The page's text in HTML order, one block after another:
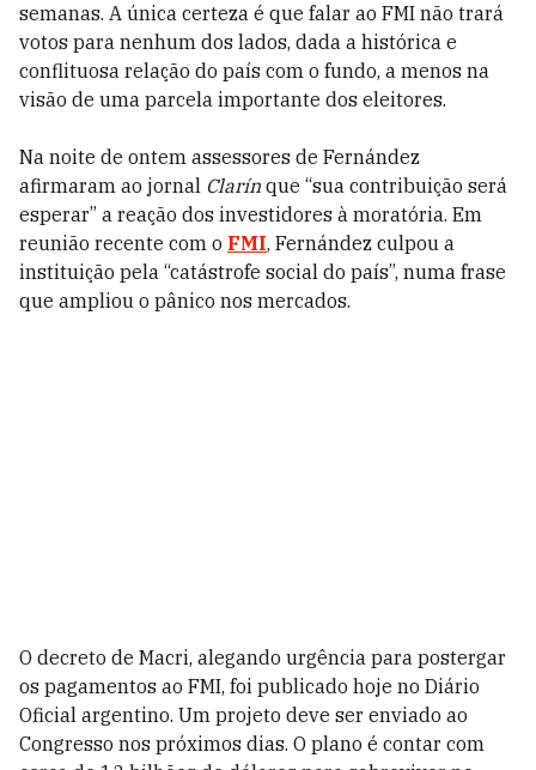
semanas. A única certeza é que falar ao FMI não trará
votos para nenhum dos lados, dada a histórica e
conflituosa relação do país com o fundo, a menos na
visão de uma parcela importante dos eleitores.
Na noite de ontem assessores de Fernández
afirmaram ao jornal Clarín que “sua contribuição será
esperar” a reação dos investidores à moratória. Em
reunião recente com o FMI, Fernández culpou a
instituição pela “catástrofe social do país”, numa frase
que ampliou o pânico nos mercados.
O decreto de Macri, alegando urgência para postergar
os pagamentos ao FMI, foi publicado hoje no Diário
Oficial argentino. Um projeto deve ser enviado ao
Congresso nos próximos dias. O plano é contar com